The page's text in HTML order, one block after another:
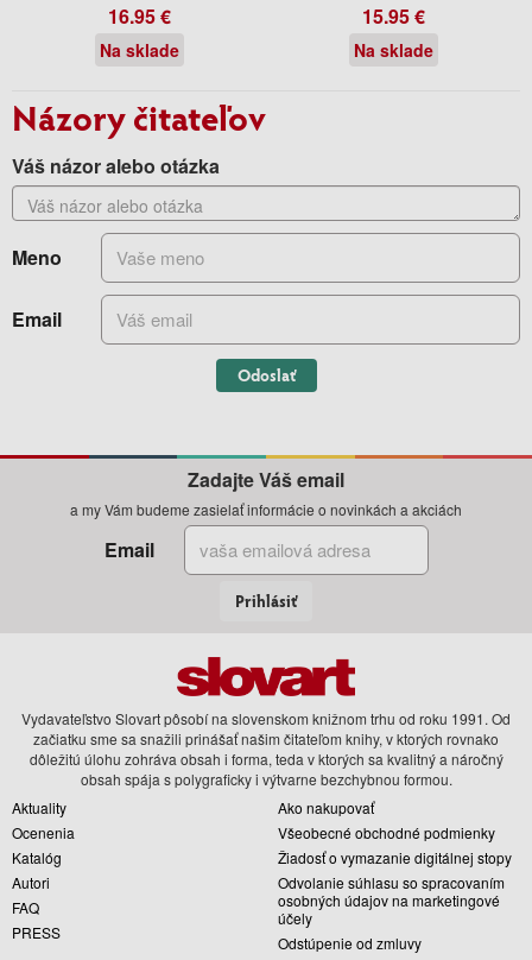
16.95 €
Na sklade
15.95 €
Na sklade
Názory čitateľov
Váš názor alebo otázka
Meno
Email
Odoslať
Zadajte Váš email
a my Vám budeme zasielať informácie o novinkách a akciách
Email
Prihlásiť
Vydavateľstvo Slovart pôsobí na slovenskom knižnom trhu od roku 1991. Od
začiatku sme sa snažili prinášať našim čitateľom knihy, v ktorých rovnako
dôležitú úlohu zohráva obsah i forma, teda v ktorých sa kvalitný a náročný
obsah spája s polygraficky i výtvarne bezchybnou formou.
Aktuality
Ocenenia
Katalóg
Autori
FAQ
PRESS
Ako nakupovať
Všeobecné obchodné podmienky
Žiadosť o vymazanie digitálnej stopy
Odvolanie súhlasu so spracovaním
osobných údajov na marketingové
účely
Odstúpenie od zmluvy